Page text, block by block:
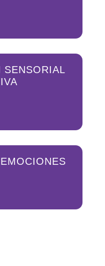
SENSORIAL